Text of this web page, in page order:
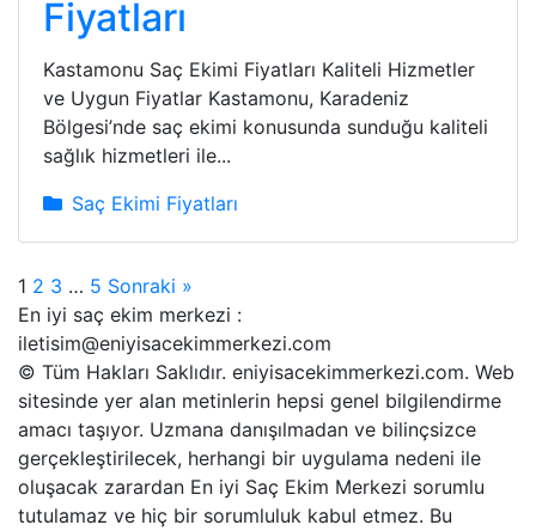
Fiyatları
Kastamonu Saç Ekimi Fiyatları Kaliteli Hizmetler
ve Uygun Fiyatlar Kastamonu, Karadeniz
Bölgesi’nde saç ekimi konusunda sunduğu kaliteli
sağlık hizmetleri ile...
Saç Ekimi Fiyatları
Yazı
sayfalandırması
1 2 3 … 5 Sonraki »
En iyi saç ekim merkezi :
iletisim@eniyisacekimmerkezi.com
© Tüm Hakları Saklıdır. eniyisacekimmerkezi.com. Web
sitesinde yer alan metinlerin hepsi genel bilgilendirme
amacı taşıyor. Uzmana danışılmadan ve bilinçsizce
gerçekleştirilecek, herhangi bir uygulama nedeni ile
oluşacak zarardan En iyi Saç Ekim Merkezi sorumlu
tutulamaz ve hiç bir sorumluluk kabul etmez. Bu